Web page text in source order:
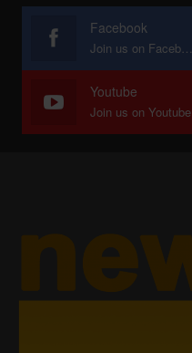
Facebook
Join us on Facebook
Youtube
Join us on Youtube